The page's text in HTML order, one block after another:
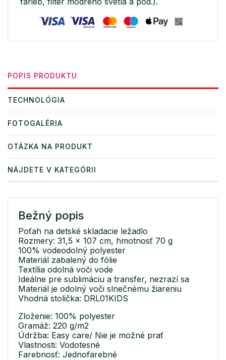
POPIS PRODUKTU
TECHNOLÓGIA
FOTOGALÉRIA
OTÁZKA NA PRODUKT
NÁJDETE V KATEGÓRII
Bežný popis
Poťah na detské skladacie ležadlo
Rozmery: 31,5 x 107 cm, hmotnosť 70 g
100% vodeodolný polyester
Materiál zabalený do fólie
Textília odolná voči vode
Ideálne pre sublimáciu a transfer, nezrazí sa
Materiál je odolný voči slnečnému žiareniu
Vhodná stolička: DRL01KIDS
Zloženie: 100% polyester
Gramáž: 220 g/m2
Údržba: Easy care/ Nie je možné prať
Vlastnosti: Vodotesné
Farebnosť: Jednofarebné